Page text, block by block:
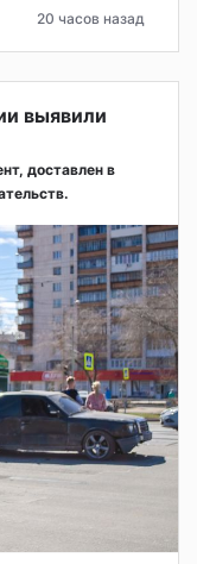
20 часов назад
выявили
доставлен в